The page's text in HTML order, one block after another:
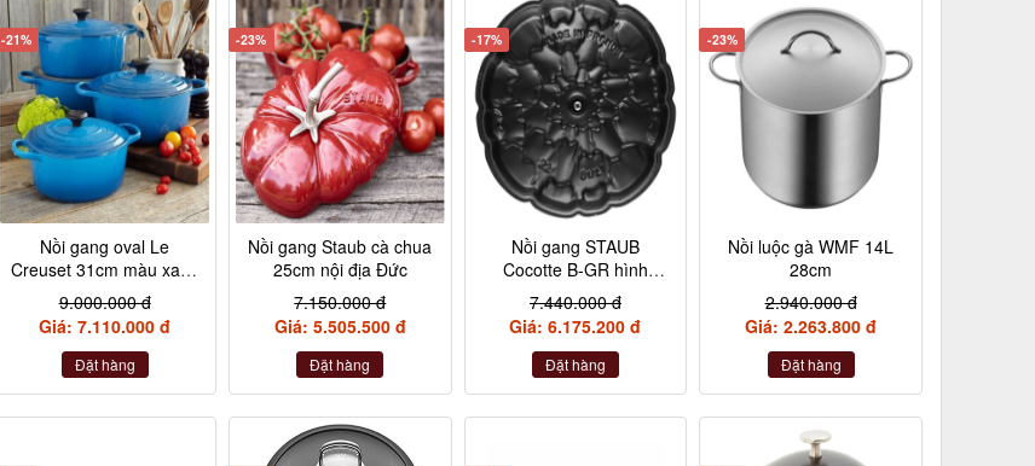
-21%
Nồi gang oval Le
Creuset 31cm màu xanh
Marseille
9.000.000 đ
Giá: 7.110.000 đ
Đặt hàng
-23%
Nồi gang Staub cà chua
25cm nội địa Đức
7.150.000 đ
Giá: 5.505.500 đ
Đặt hàng
-17%
Nồi gang STAUB
Cocotte B-GR hình
Artiso 22cm màu xanh
lá
7.440.000 đ
Giá: 6.175.200 đ
Đặt hàng
-23%
Nồi luộc gà WMF 14L
28cm
2.940.000 đ
Giá: 2.263.800 đ
Đặt hàng